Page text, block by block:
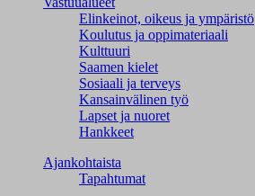
Elinkeinot, oikeus ja ympäristö
Koulutus ja oppimateriaali
Kulttuuri
Saamen kielet
Sosiaali ja terveys
Kansainvälinen työ
Lapset ja nuoret
Hankkeet
Ajankohtaista
Tapahtumat